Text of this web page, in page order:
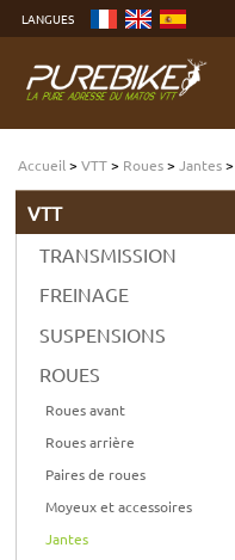
contenu
menu
Aller
LANGUES
Accueil >VTT> Roues>Jantes>
VTT
TRANSMISSION
FREINAGE
SUSPENSIONS
ROUES
Roues avant
Roues arrière
Paires de roues
Moyeux et accessoires
Jantes